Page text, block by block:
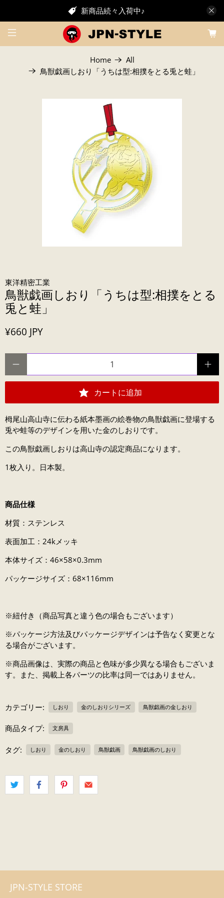
新商品続々入荷中♪
Home
All
鳥獣戯画しおり「うちは型:相撲をとる兎と蛙」
東洋精密工業
鳥獣戯画しおり「うちは型:相撲をとる
兎と蛙」
¥660 JPY
カートに追加
栂尾山高山寺に伝わる紙本墨画の絵巻物の鳥獣戯画に登場する
兎や蛙等のデザインを用いた金のしおりです。
この鳥獣戯画しおりは高山寺の認定商品になります。
1枚入り。日本製。
商品仕様
材質：ステンレス
表面加工：24kメッキ
本体サイズ：46×58×0.3mm
パッケージサイズ：68×116mm
※紐付き（商品写真と違う色の場合もございます）
※パッケージ方法及びパッケージデザインは予告なく変更とな
る場合がございます。
※商品画像は、実際の商品と色味が多少異なる場合もございま
す。また、掲載上各パーツの比率は同一ではありません。
カテゴリー: しおり 金のしおりシリーズ 鳥獣戯画の金しおり
商品タイプ: 文房具
タグ: しおり 金のしおり 鳥獣戯画 鳥獣戯画のしおり
JPN-STYLE STORE